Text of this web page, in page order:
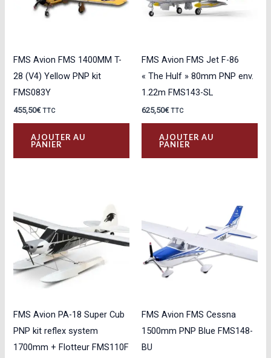
FMS Avion FMS 1400MM T-
28 (V4) Yellow PNP kit
FMS083Y
455,50€ TTC
AJOUTER AU
PANIER
FMS Avion FMS Jet F-86
« The Hulf » 80mm PNP env.
1.22m FMS143-SL
625,50€ TTC
AJOUTER AU
PANIER
FMS Avion PA-18 Super Cub
PNP kit reflex system
1700mm + Flotteur FMS110F
FMS Avion FMS Cessna
1500mm PNP Blue FMS148-
BU